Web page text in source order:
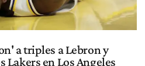
a triples a Lebron y
Lakers en Los Angeles